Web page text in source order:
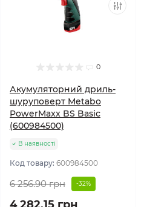
0
Акумуляторний дриль-
шуруповерт Metabo
PowerMaxx BS Basic
(600984500)
В наявності
Код товару: 600984500
6 256.90 грн -32%